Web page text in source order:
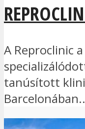
A Reproclinic
tanúsított